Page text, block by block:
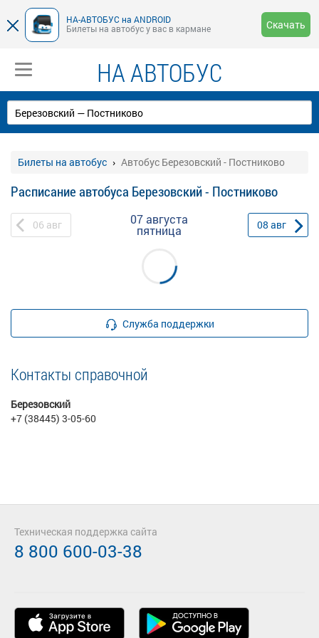
НА-АВТОБУС на ANDROID
Билеты на автобус у вас в кармане
Скачать
НА АВТОБУС
Билеты на автобус Автобус Березовский - Постниково
Расписание автобуса Березовский - Постниково
06 авг 07 августа
пятница 08 авг
Служба поддержки
Контакты справочной
Березовский
+7 (38445) 3-05-60
Техническая поддержка сайта
8 800 600-03-38